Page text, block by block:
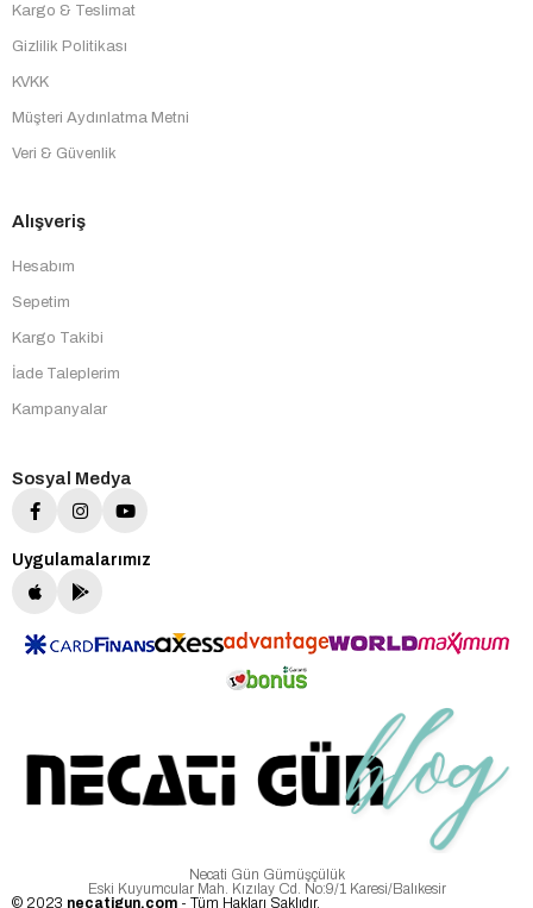
Kargo & Teslimat
Gizlilik Politikası
KVKK
Müşteri Aydınlatma Metni
Veri & Güvenlik
Alışveriş
Hesabım
Sepetim
Kargo Takibi
İade Taleplerim
Kampanyalar
Sosyal Medya
Uygulamalarımız
Necati Gün Gümüşçülük
Eski Kuyumcular Mah. Kızılay Cd. No:9/1 Karesi/Balıkesir
© 2023 necatigun.com - Tüm Hakları Saklıdır.